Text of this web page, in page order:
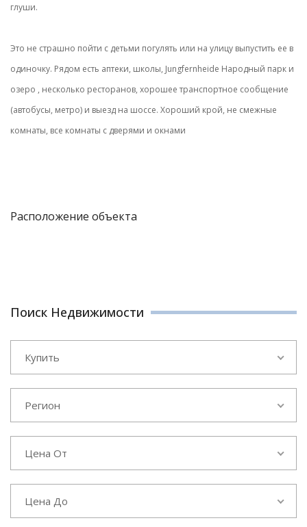
глуши.
Это не страшно пойти с детьми погулять или на улицу выпустить ее в
одиночку. Рядом есть аптеки, школы, Jungfernheide Народный парк и
озеро , несколько ресторанов, хорошее транспортное сообщение
(автобусы, метро) и выезд на шоссе. Хороший крой, не смежные
комнаты, все комнаты с дверями и окнами
Расположение объекта
Поиск Недвижимости
Купить
Регион
Цена От
Цена До